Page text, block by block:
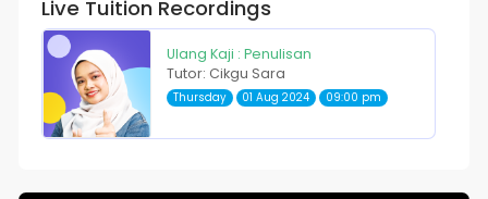
Live Tuition Recordings
Ulang Kaji : Penulisan
Tutor: Cikgu Sara
Thursday 01 Aug 2024 09:00 pm